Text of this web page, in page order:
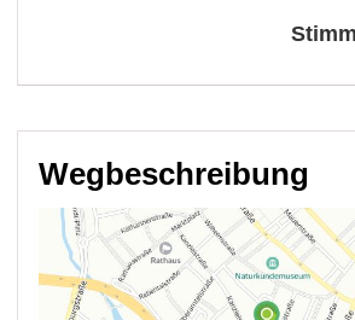
Wegbeschreibung